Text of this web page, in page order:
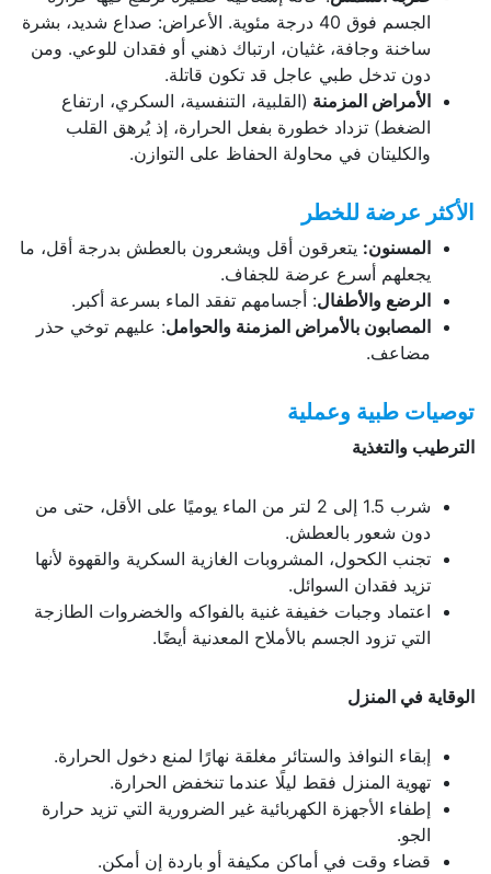
الجسم فوق 40 درجة مئوية. الأعراض: صداع شديد، بشرة
ساخنة وجافة، غثيان، ارتباك ذهني أو فقدان للوعي. ومن
دون تدخل طبي عاجل قد تكون قاتلة.
الأمراض المزمنة (القلبية، التنفسية، السكري، ارتفاع
الضغط) تزداد خطورة بفعل الحرارة، إذ يُرهق القلب
والكليتان في محاولة الحفاظ على التوازن.
الأكثر عرضة للخطر
المسنون: يتعرقون أقل ويشعرون بالعطش بدرجة أقل، ما
يجعلهم أسرع عرضة للجفاف.
الرضع والأطفال: أجسامهم تفقد الماء بسرعة أكبر.
المصابون بالأمراض المزمنة والحوامل: عليهم توخي حذر
مضاعف.
توصيات طبية وعملية
الترطيب والتغذية
شرب 1.5 إلى 2 لتر من الماء يوميًا على الأقل، حتى من
دون شعور بالعطش.
تجنب الكحول، المشروبات الغازية السكرية والقهوة لأنها
تزيد فقدان السوائل.
اعتماد وجبات خفيفة غنية بالفواكه والخضروات الطازجة
التي تزود الجسم بالأملاح المعدنية أيضًا.
الوقاية في المنزل
إبقاء النوافذ والستائر مغلقة نهارًا لمنع دخول الحرارة.
تهوية المنزل فقط ليلًا عندما تنخفض الحرارة.
إطفاء الأجهزة الكهربائية غير الضرورية التي تزيد حرارة
الجو.
قضاء وقت في أماكن مكيفة أو باردة إن أمكن.